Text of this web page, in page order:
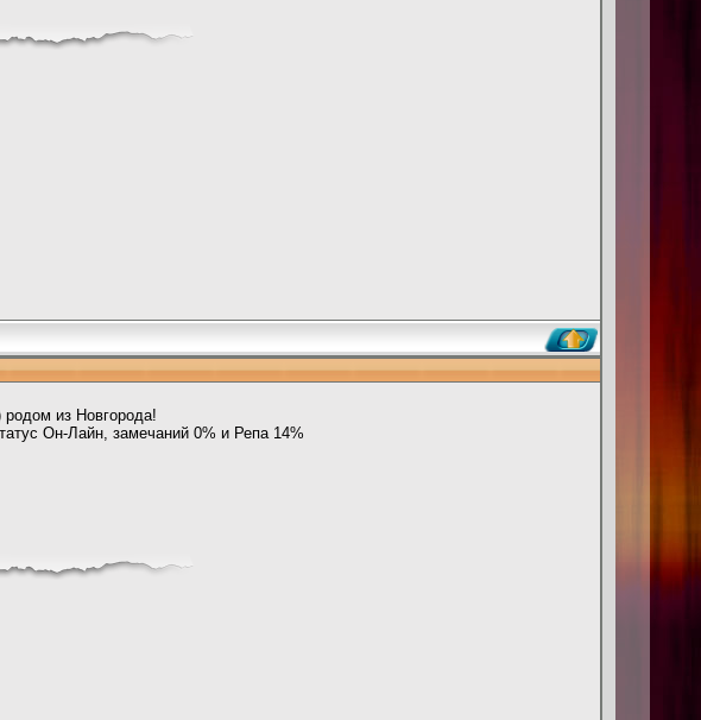
из Новгорода!
Он-Лайн, замечаний 0% и Репа 14%